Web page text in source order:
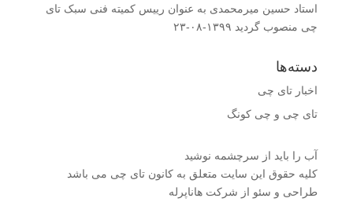
استاد حسین میرمحمدى به عنوان رییس کمیته فنى سبک تای
چی منصوب گردید ۱۳۹۹-۰۸-۲۳
دسته‌ها
اخبار تای چی
تای چی و چی کونگ
آب را باید از سرچشمه نوشید
کلیه حقوق این سایت متعلق به کانون تای چی می باشد
طراحی و سئو از شرکت هاناپرله